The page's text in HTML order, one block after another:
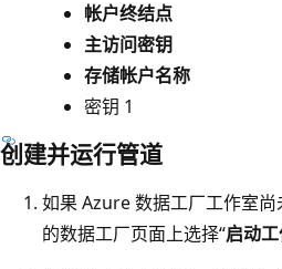
帐户终结点
主访问密钥
存储帐户名称
密钥 1
创建并运行管道
如果 Azure 数据工厂工作室
的数据工厂页面上选择“启动